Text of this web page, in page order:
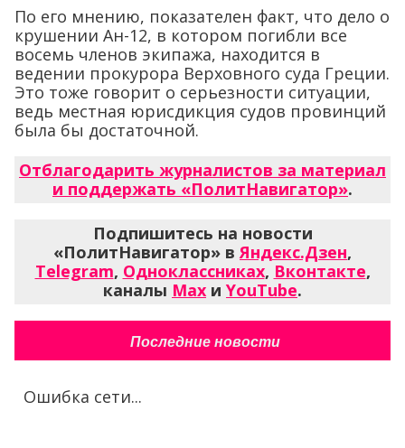
По его мнению, показателен факт, что дело о
крушении Ан-12, в котором погибли все
восемь членов экипажа, находится в
ведении прокурора Верховного суда Греции.
Это тоже говорит о серьезности ситуации,
ведь местная юрисдикция судов провинций
была бы достаточной.
Отблагодарить журналистов за материал
и поддержать «ПолитНавигатор».
Подпишитесь на новости
«ПолитНавигатор» вЯндекс.Дзен,
Telegram, Одноклассниках, Вконтакте,
каналы Max и YouTube.
Последние новости
Ошибка сети...